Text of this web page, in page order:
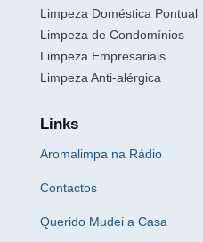
Limpeza Doméstica Pontual
Limpeza de Condomínios
Limpeza Empresariais
Limpeza Anti-alérgica
Links
Aromalimpa na Rádio
Contactos
Querido Mudei a Casa